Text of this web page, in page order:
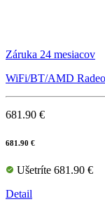
Záruka 24 mesiacov
WiFi/BT/AMD
681.90 €
681.90 €
Ušetríte 681.90 €
Detail